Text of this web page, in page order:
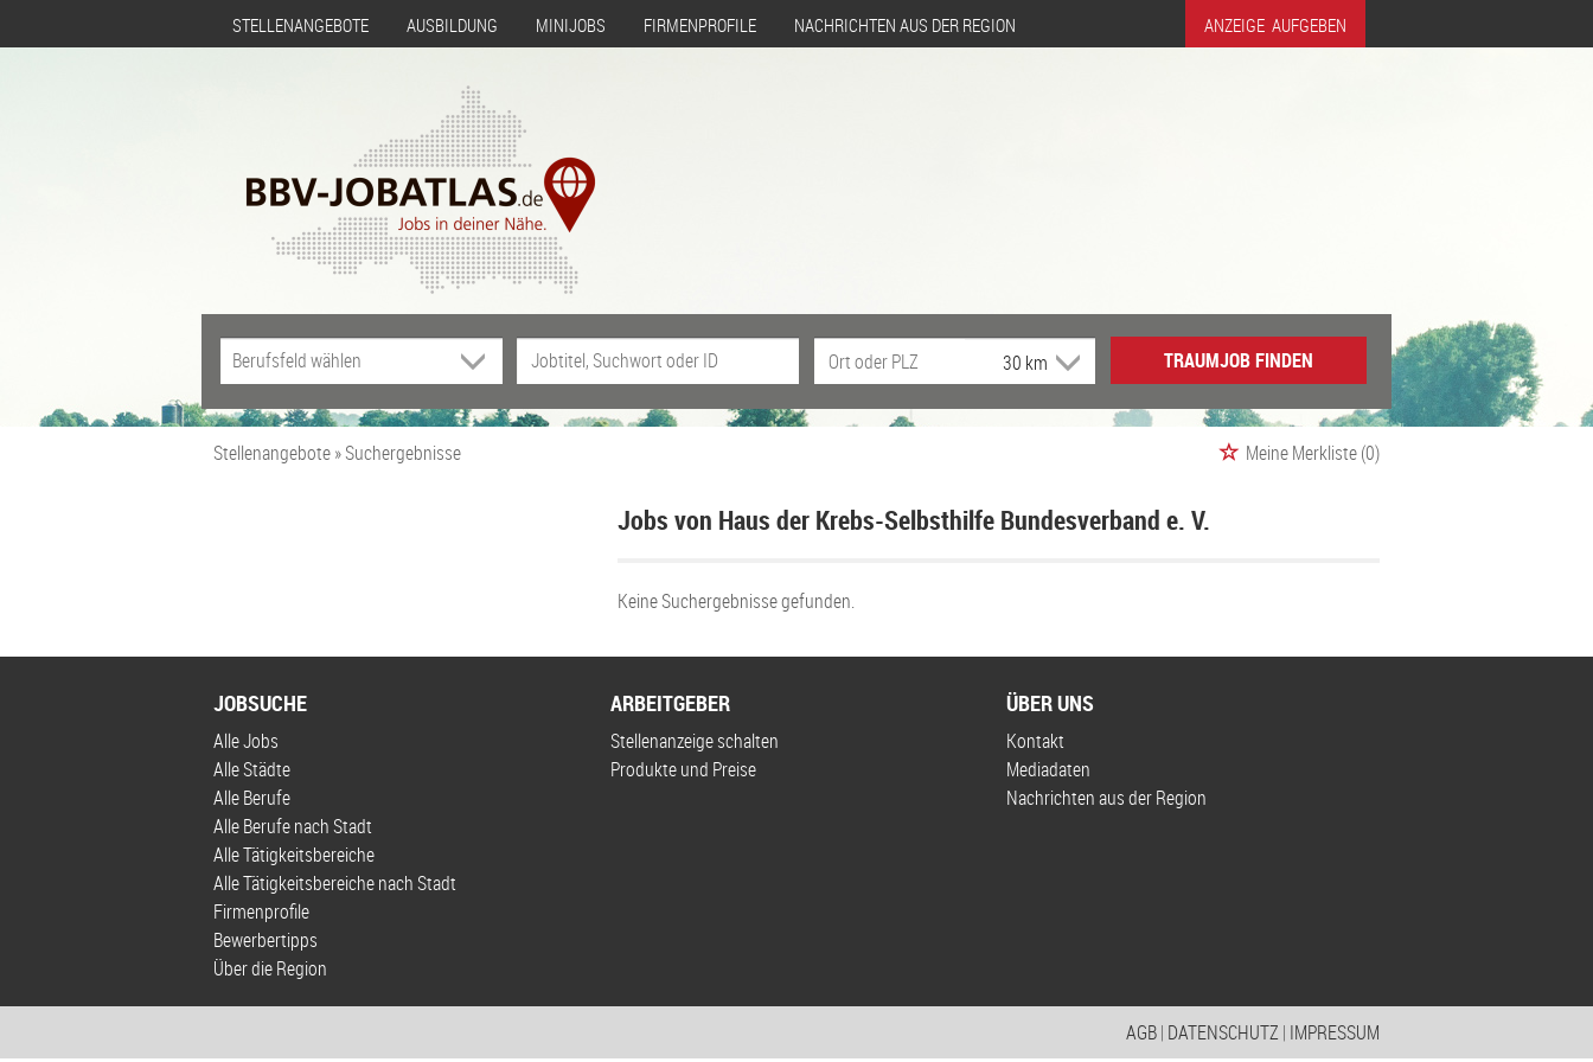
STELLENANGEBOTE AUSBILDUNG MINIJOBS FIRMENPROFILE NACHRICHTEN AUS DER REGION ANZEIGE AUFGEBEN
TRAUMJOB FINDEN
Stellenangebote Suchergebnisse Meine Merkliste(0)
Jobs von Haus der Krebs-Selbsthilfe Bundesverband e. V.
Keine Suchergebnisse gefunden.
JOBSUCHE
Alle Jobs
Alle Städte
Alle Berufe
Alle Berufe nach Stadt
Alle Tätigkeitsbereiche
Alle Tätigkeitsbereiche nach Stadt
Firmenprofile
Bewerbertipps
Über die Region
ARBEITGEBER
Stellenanzeige schalten
Produkte und Preise
ÜBER UNS
Kontakt
Mediadaten
Nachrichten aus der Region
AGB| DATENSCHUTZ| IMPRESSUM